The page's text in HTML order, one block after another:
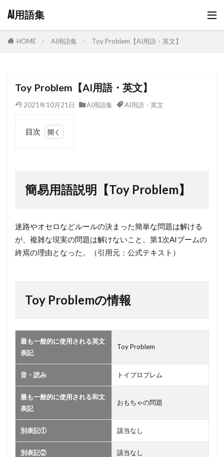
AI用語集
HOME AI用語集 Toy Problem【AI用語・英文】
Toy Problem【AI用語・英文】
2021年10月21日 AI用語集 AI用語・英文
目次
Problem
の情報
簡易用語説明【Toy Problem】
迷路やオセロなどルールの決まった簡単な問題は解ける
が、複雑な現実の問題は解けないこと。第1次AIブームの
終焉の理由となった。（引用元：公式テキスト）
Toy Problemの情報
最も一般的に使用される英文
表記
Toy Problem
音・読み トイプロブレム
最も一般的に使用される和文
表記
おもちゃの問題
別表記① 該当なし
別表記② 該当なし